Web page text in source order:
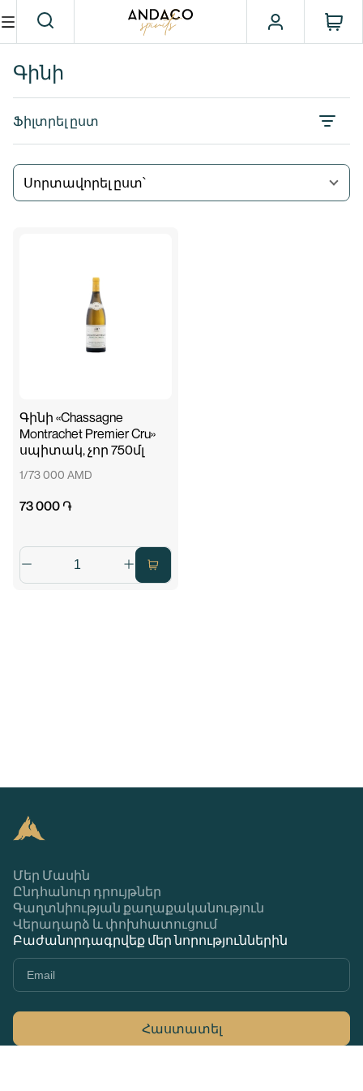
Գինի
Ֆիլտրել ըստ
Սորտավորել ըստ՝
Գինի «Chassagne
Montrachet Premier Cru»
սպիտակ, չոր 750մլ
1/73 000 AMD
73 000 ֏
Մեր Մասին
Ընդհանուր դրույթներ
Գաղտնիության քաղաքականություն
Վերադարձ և փոխհատուցում
Բաժանորդագրվեք մեր նորություններին
Հաստատել